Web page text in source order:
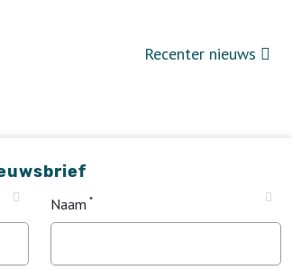
Recenter nieuws
Naam